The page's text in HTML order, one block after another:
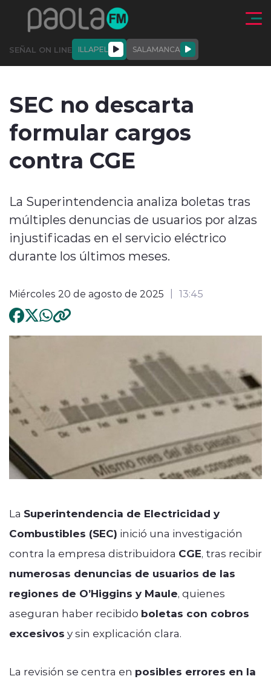
Click acá para ir directamente al contenido
SEÑAL ON LINE ILLAPEL SALAMANCA
SEC no descarta
formular cargos
contra CGE
La Superintendencia analiza boletas tras
múltiples denuncias de usuarios por alzas
injustificadas en el servicio eléctrico
durante los últimos meses.
Miércoles 20 de agosto de 2025 13:45
La Superintendencia de Electricidad y
Combustibles (SEC) inició una investigación
contra la empresa distribuidora CGE, tras recibir
numerosas denuncias de usuarios de las
regiones de O’Higgins y Maule, quienes
aseguran haber recibido boletas con cobros
excesivos y sin explicación clara.
La revisión se centra en posibles errores en la